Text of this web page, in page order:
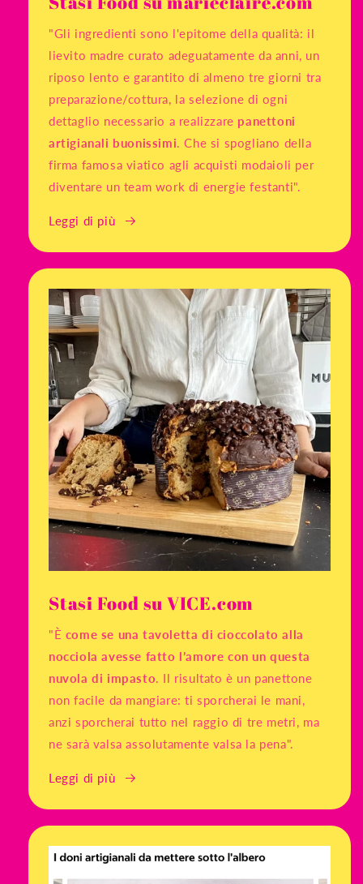
"Gli ingredienti sono l'epitome della qualità: il
lievito madre curato adeguatamente da anni, un
riposo lento e garantito di almeno tre giorni tra
preparazione/cottura, la selezione di ogni
dettaglio necessario a realizzare panettoni
artigianali buonissimi. Che si spogliano della
firma famosa viatico agli acquisti modaioli per
diventare un team work di energie festanti".
Leggi di più
Stasi Food su VICE.com
"È come se una tavoletta di cioccolato alla
nocciola avesse fatto l’amore con un questa
nuvola di impasto. Il risultato è un panettone
non facile da mangiare: ti sporcherai le mani,
anzi sporcherai tutto nel raggio di tre metri, ma
ne sarà valsa assolutamente valsa la pena".
Leggi di più